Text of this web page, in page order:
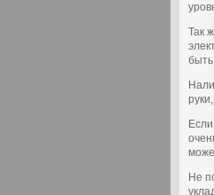
Так
Не